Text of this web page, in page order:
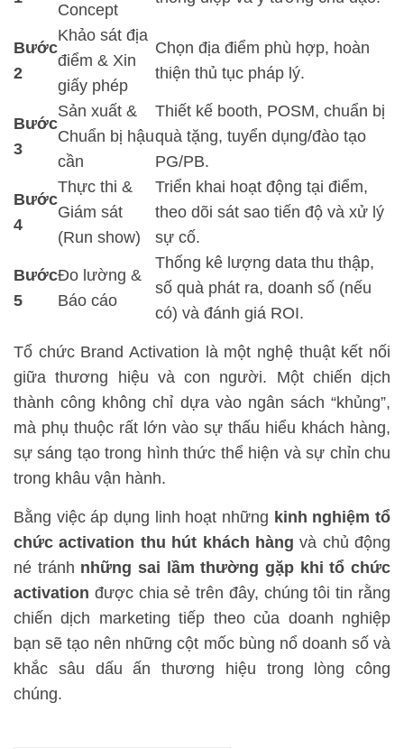
Concept
Bước
2
Khảo sát địa
điểm & Xin
giấy phép
Chọn địa điểm phù hợp, hoàn
thiện thủ tục pháp lý.
Bước
3
Sản xuất &
Chuẩn bị hậu
cần
Thiết kế booth, POSM, chuẩn bị
quà tặng, tuyển dụng/đào tạo
PG/PB.
Bước
4
Thực thi &
Giám sát
(Run show)
Triển khai hoạt động tại điểm,
theo dõi sát sao tiến độ và xử lý
sự cố.
Bước
5
Đo lường &
Báo cáo
Thống kê lượng data thu thập,
số quà phát ra, doanh số (nếu
có) và đánh giá ROI.
Tổ chức Brand Activation là một nghệ thuật kết nối
giữa thương hiệu và con người. Một chiến dịch
thành công không chỉ dựa vào ngân sách “khủng”,
mà phụ thuộc rất lớn vào sự thấu hiểu khách hàng,
sự sáng tạo trong hình thức thể hiện và sự chỉn chu
trong khâu vận hành.
Bằng việc áp dụng linh hoạt những kinh nghiệm tổ
chức activation thu hút khách hàng và chủ động
né tránh những sai lầm thường gặp khi tổ chức
activation được chia sẻ trên đây, chúng tôi tin rằng
chiến dịch marketing tiếp theo của doanh nghiệp
bạn sẽ tạo nên những cột mốc bùng nổ doanh số và
khắc sâu dấu ấn thương hiệu trong lòng công
chúng.